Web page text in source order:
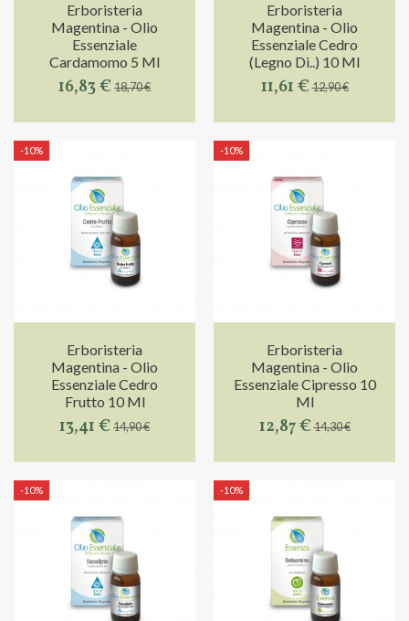
Erboristeria
Magentina - Olio
Essenziale
Cardamomo 5 Ml
16,83 €18,70 €
Erboristeria
Magentina - Olio
Essenziale Cedro
(Legno Di..) 10 Ml
11,61 €12,90 €
-10%
Erboristeria
Magentina - Olio
Essenziale Cedro
Frutto 10 Ml
13,41 €14,90 €
-10%
Erboristeria
Magentina - Olio
Essenziale Cipresso 10
Ml
12,87 €14,30 €
-10% -10%